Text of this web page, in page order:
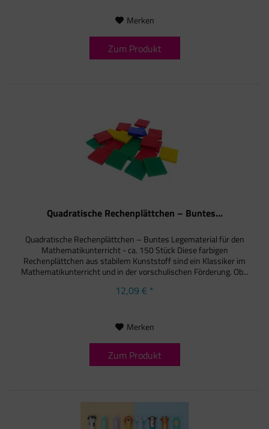
Merken
Zum Produkt
Quadratische Rechenplättchen – Buntes...
Quadratische Rechenplättchen – Buntes Legematerial für den
Mathematikunterricht - ca. 150 Stück Diese farbigen
Rechenplättchen aus stabilem Kunststoff sind ein Klassiker im
Mathematikunterricht und in der vorschulischen Förderung. Ob...
12,09 € *
Merken
Zum Produkt